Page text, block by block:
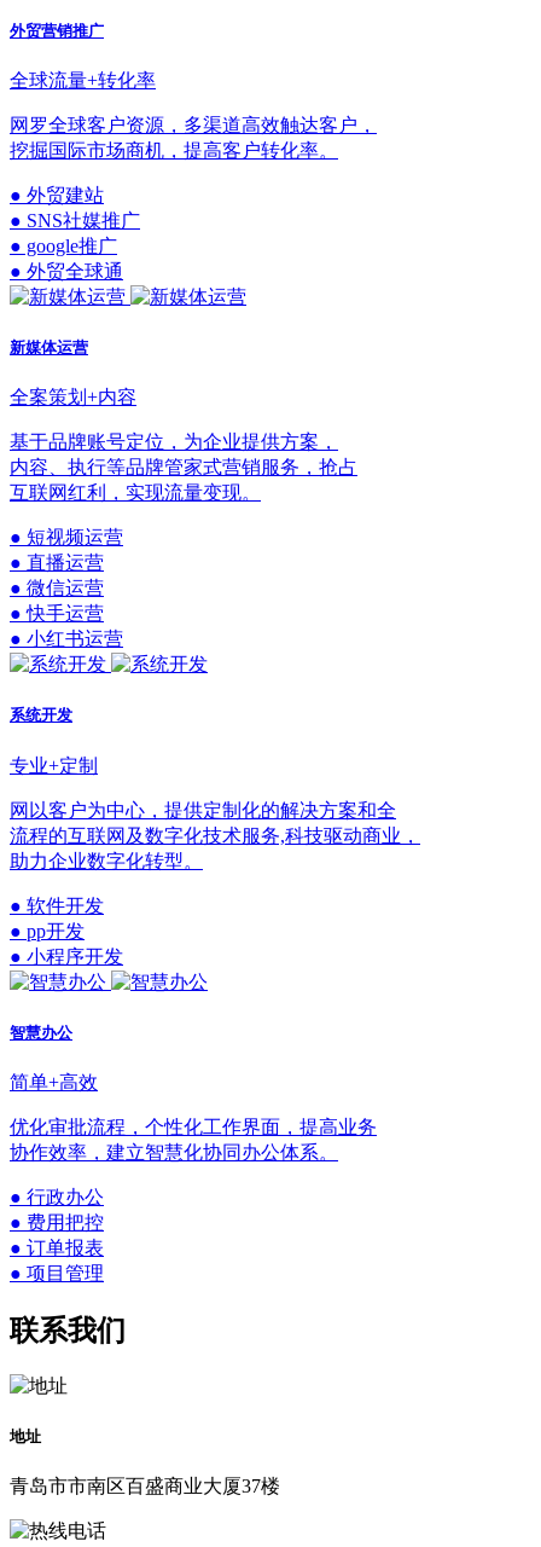
外贸营销推广
全球流量+转化率
网罗全球客户资源，多渠道高效触达客户，
挖掘国际市场商机，提高客户转化率。
● 外贸建站
● SNS社媒推广
● google推广
● 外贸全球通
新媒体运营
全案策划+内容
基于品牌账号定位，为企业提供方案，
内容、执行等品牌管家式营销服务，抢占
互联网红利，实现流量变现。
● 短视频运营
● 直播运营
● 微信运营
● 快手运营
● 小红书运营
系统开发
专业+定制
网以客户为中心，提供定制化的解决方案和全
流程的互联网及数字化技术服务,科技驱动商业，
助力企业数字化转型。
● 软件开发
● pp开发
● 小程序开发
智慧办公
简单+高效
优化审批流程，个性化工作界面，提高业务
协作效率，建立智慧化协同办公体系。
● 行政办公
● 费用把控
● 订单报表
● 项目管理
联系我们
地址
青岛市市南区百盛商业大厦37楼